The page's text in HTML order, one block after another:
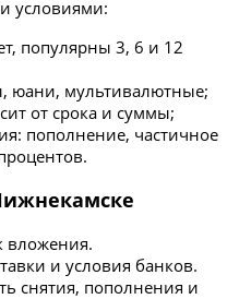
условиями:
популярны 3, 6 и 12
юани, мультивалютные;
от срока и суммы;
пополнение, частичное
вложения.
и условия банков.
снятия, пополнения и